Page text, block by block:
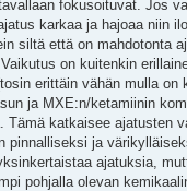
fokusoituvat. Jos
karkaa ja hajoaa niin
siltä että on mahdotonta
on kuitenkin
erittäin vähän mulla on
ja MXE:n/ketamiinin
Tämä katkaisee ajatusten
pinnalliseksi ja
ajatuksia,
pohjalla olevan